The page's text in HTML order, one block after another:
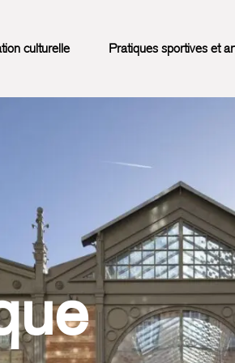
culturelle Pratiques sportives et